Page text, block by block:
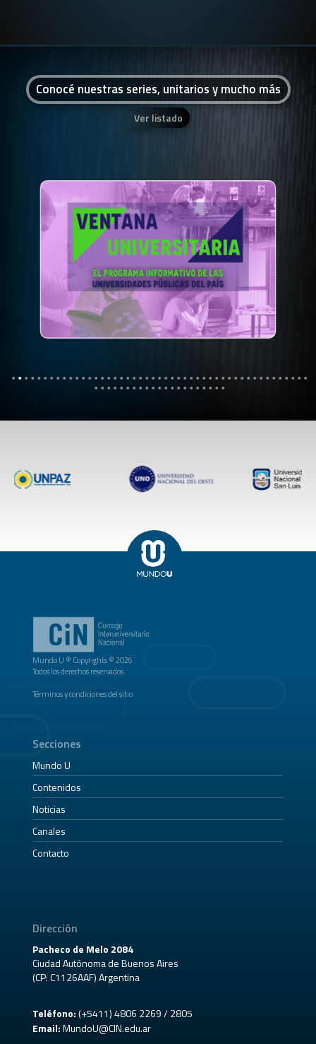
Conocé nuestras series, unitarios y mucho más
Ver listado
Mundo U ® Copyrights © 2026
Todos los derechos reservados.
Términos y condiciones del sitio
Secciones
Mundo U
Contenidos
Noticias
Canales
Contacto
Dirección
Pacheco de Melo 2084
Ciudad Autónoma de Buenos Aires
(CP: C1126AAF) Argentina
Teléfono:(+5411) 4806 2269 / 2805
Email: MundoU@CIN.edu.ar